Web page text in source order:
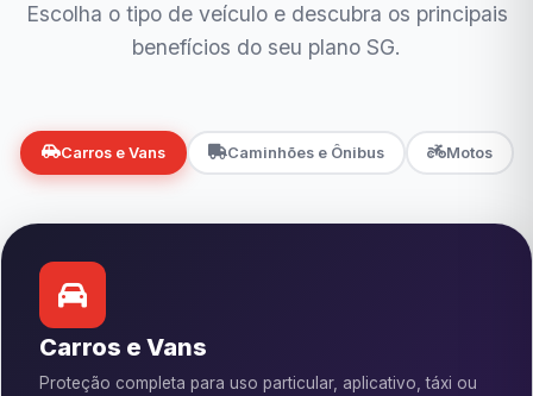
Escolha o tipo de veículo e descubra os principais
benefícios do seu plano SG.
Carros e Vans Caminhões e Ônibus Motos
Carros e Vans
Proteção completa para uso particular, aplicativo, táxi ou